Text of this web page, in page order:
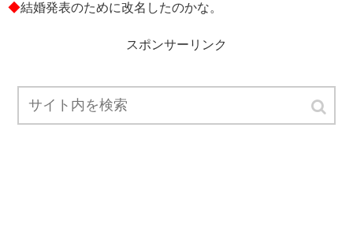
◆結婚発表のために改名したのかな。
スポンサーリンク